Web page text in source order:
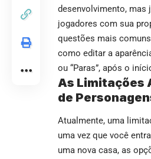
desenvolvimento, mas
jogadores com sua
questões mais
como editar a
ou “Paras”, após o
As Limitações
de
Atualmente, uma
uma vez que você
uma nova casa, as